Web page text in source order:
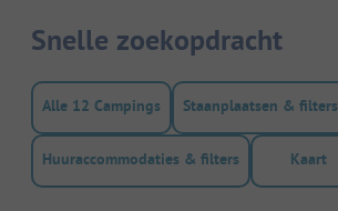
Snelle zoekopdracht
Alle 12 Campings Staanplaatsen & filters
Huuraccommodaties & filters Kaart